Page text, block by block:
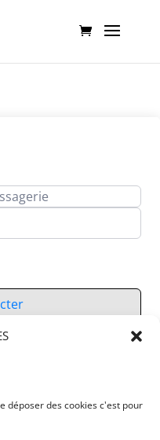
déposer des cookies c'est pour